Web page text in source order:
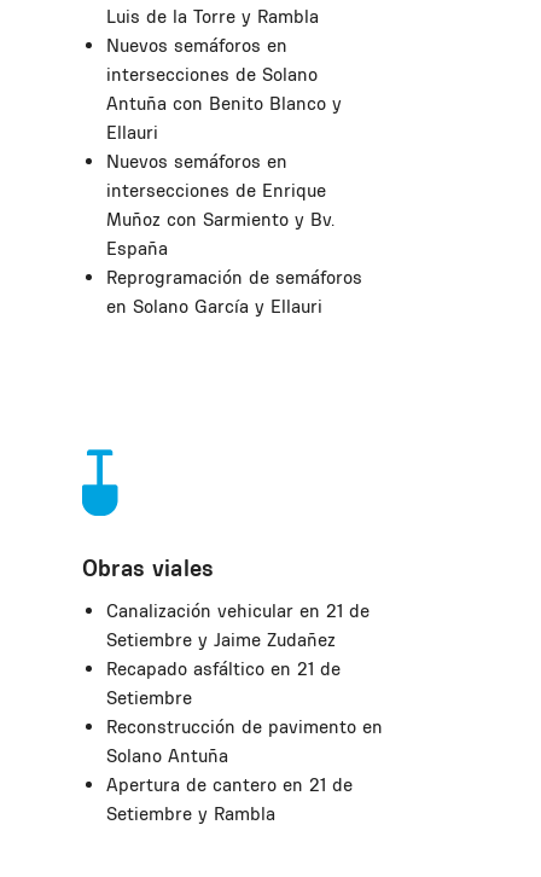
Luis de la Torre y Rambla
Nuevos semáforos en
intersecciones de Solano
Antuña con Benito Blanco y
Ellauri
Nuevos semáforos en
intersecciones de Enrique
Muñoz con Sarmiento y Bv.
España
Reprogramación de semáforos
en Solano García y Ellauri
Obras viales
Canalización vehicular en 21 de
Setiembre y Jaime Zudañez
Recapado asfáltico en 21 de
Setiembre
Reconstrucción de pavimento en
Solano Antuña
Apertura de cantero en 21 de
Setiembre y Rambla